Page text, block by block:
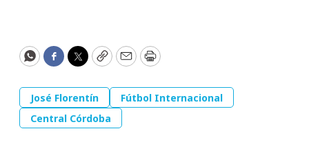
WhatsApp
Facebook
Twitter
CopyEmailPrint
José Florentín
Fútbol Internacional
Central Córdoba